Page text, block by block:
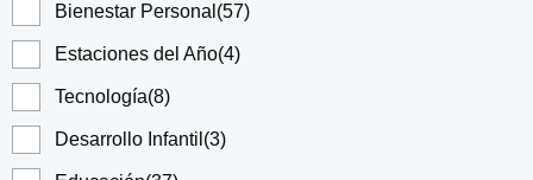
Bienestar Personal (57)
Estaciones del Año(4)
Tecnología(8)
Desarrollo Infantil (3)